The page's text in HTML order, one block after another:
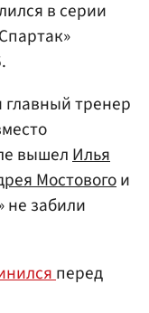
в серии
тренер
вышелИлья
Мостовогои
не забили
перед